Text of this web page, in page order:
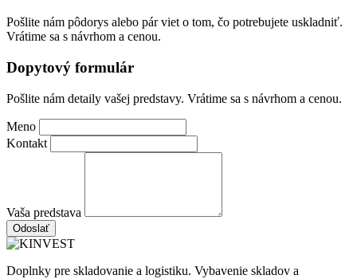
Pošlite nám pôdorys alebo pár viet o tom, čo potrebujete uskladniť.
Vrátime sa s návrhom a cenou.
Dopytový formulár
Pošlite nám detaily vašej predstavy. Vrátime sa s návrhom a cenou.
Meno
Kontakt
Vaša predstava
Odoslať
Doplnky pre skladovanie a logistiku. Vybavenie skladov a